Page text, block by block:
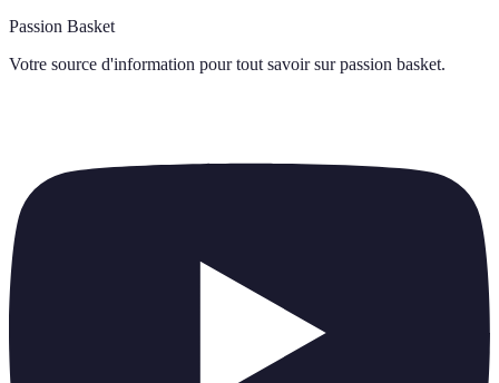
Passion Basket
Votre source d'information pour tout savoir sur passion basket.